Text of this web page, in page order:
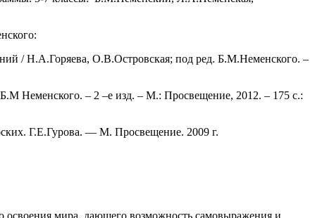
/ Н.А.Горяева, О.В.Островская; под ред. Б.М.Неменского. –
Неменского. – 2 –е изд. – М.: Просвещение, 2012. – 175 с.:
Г.Е.Гурова. — М. Просвещение. 2009 г.
освоения мира, дающего возможность самовыражения и